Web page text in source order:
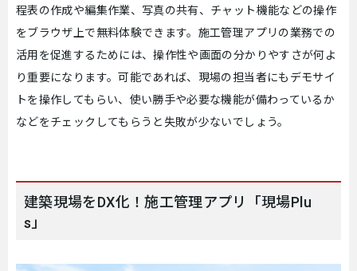
程表の作成や編集作業、写真の共有、チャット機能などの操作
をブラウザ上で無料体験できます。施工管理アプリの業務での
活用を促進するためには、操作性や画面の分かりやすさが何よ
り重要になります。可能であれば、現場の担当者にもデモサイ
トを操作してもらい、使い勝手や必要な機能が備わっているか
などをチェックしてもらうと失敗が少ないでしょう。
建築現場をDX化！施工管理アプリ「現場Plu
s」